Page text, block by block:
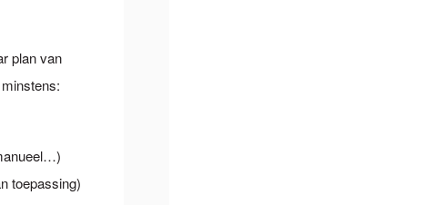
plan van
toepassing)